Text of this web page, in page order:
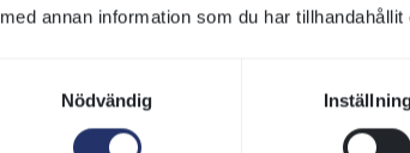
med annan information som du har
Nödvändig